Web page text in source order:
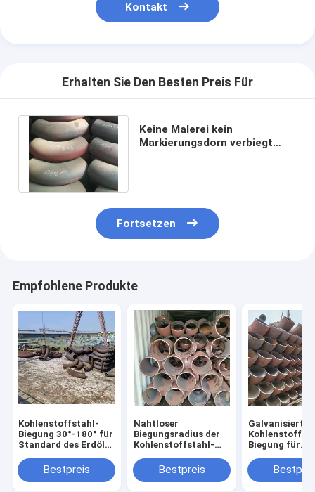
Kontakt
Erhalten Sie Den Besten Preis Für
Keine Malerei kein
Markierungsdorn verbiegt
Fortsetzen
Empfohlene Produkte
Kohlenstoffstahl-
Biegung 30°-180° für
Standard des Erdöl-
Bestpreis
Nahtloser
Biegungsradius der
Kohlenstoffstahl-
Holzetui-2D-10D
Bestpreis
Galvanisierte
Biegung für
Anwendungs-
Wandstärke